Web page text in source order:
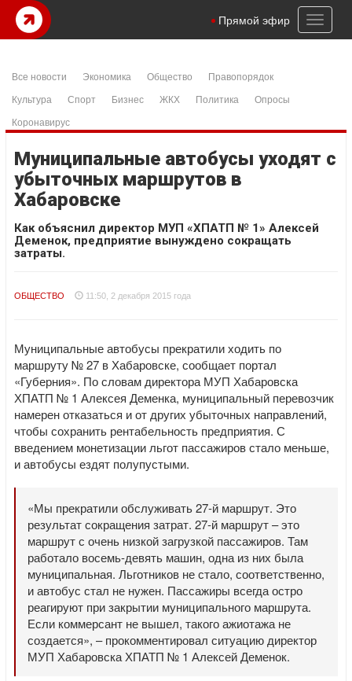
Toggle
Прямой эфир
Все новости Экономика Общество
Правопорядок
Культура
Спорт Бизнес ЖКХ Политика
Опросы
Коронавирус
Муниципальные автобусы уходят с
убыточных маршрутов в
Хабаровске
Как объяснил директор МУП «ХПАТП № 1» Алексей
Деменок, предприятие вынуждено сокращать
затраты.
ОБЩЕСТВО 11:50, 2 декабря 2015 года
Муниципальные автобусы прекратили ходить по
маршруту № 27 в Хабаровске, сообщает портал
«Губерния». По словам директора МУП Хабаровска
ХПАТП № 1 Алексея Деменка, муниципальный перевозчик
намерен отказаться и от других убыточных направлений,
чтобы сохранить рентабельность предприятия. С
введением монетизации льгот пассажиров стало меньше,
и автобусы ездят полупустыми.
«Мы прекратили обслуживать 27-й маршрут. Это
результат сокращения затрат. 27-й маршрут – это
маршрут с очень низкой загрузкой пассажиров. Там
работало восемь-девять машин, одна из них была
муниципальная. Льготников не стало, соответственно,
и автобус стал не нужен. Пассажиры всегда остро
реагируют при закрытии муниципального маршрута.
Если коммерсант не вышел, такого ажиотажа не
создается», – прокомментировал ситуацию директор
МУП Хабаровска ХПАТП № 1 Алексей Деменок.